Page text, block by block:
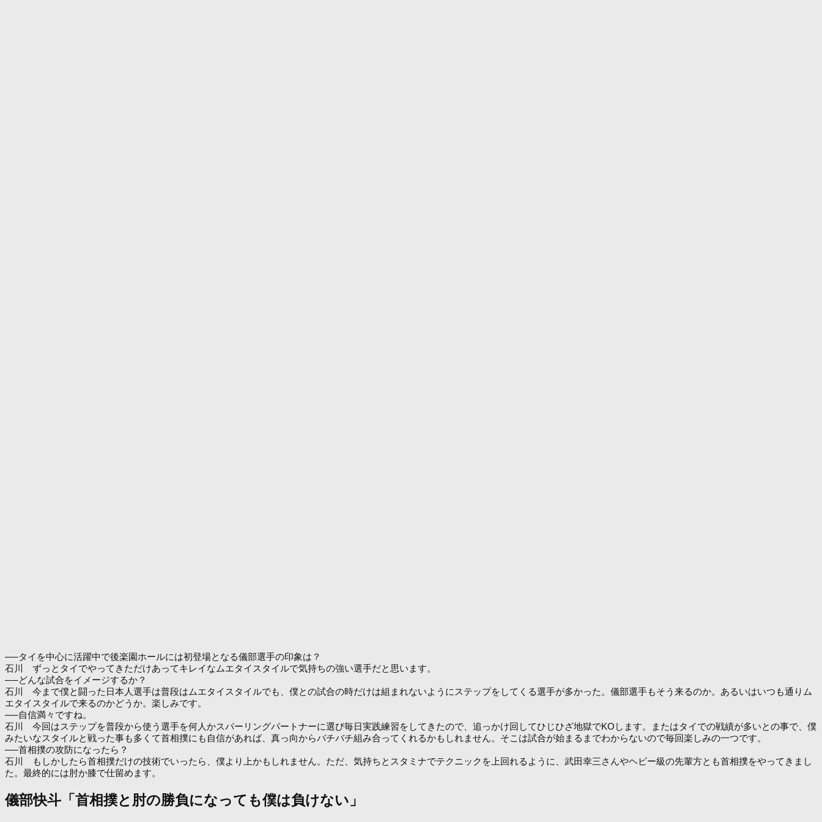
──タイを中心に活躍中で後楽園ホールには初登場となる儀部選手の印象は？
石川 ずっとタイでやってきただけあってキレイなムエタイスタイルで気持ちの強い選手だと思います。
──どんな試合をイメージするか？
石川 今まで僕と闘った日本人選手は普段はムエタイスタイルでも、僕との試合の時だけは組まれないようにステップをしてくる選手が多かった。儀部選手もそう来るのか。あるいはいつも通りム
エタイスタイルで来るのかどうか。楽しみです。
──自信満々ですね。
石川 今回はステップを普段から使う選手を何人かスパーリングパートナーに選び毎日実践練習をしてきたので、追っかけ回してひじひざ地獄でKOします。またはタイでの戦績が多いとの事で、僕
みたいなスタイルと戦った事も多くて首相撲にも自信があれば、真っ向からバチバチ組み合ってくれるかもしれません。そこは試合が始まるまでわからないので毎回楽しみの一つです。
──首相撲の攻防になったら？
石川 もしかしたら首相撲だけの技術でいったら、僕より上かもしれません。ただ、気持ちとスタミナでテクニックを上回れるように、武田幸三さんやヘビー級の先輩方とも首相撲をやってきまし
た。最終的には肘か膝で仕留めます。
儀部快斗「首相撲と肘の勝負になっても僕は負けない」